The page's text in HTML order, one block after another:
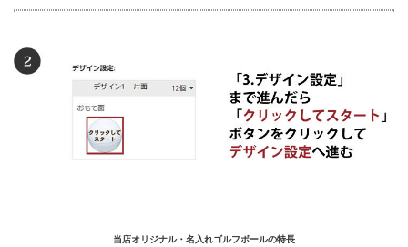
当店オリジナル・名入れゴルフボールの特長